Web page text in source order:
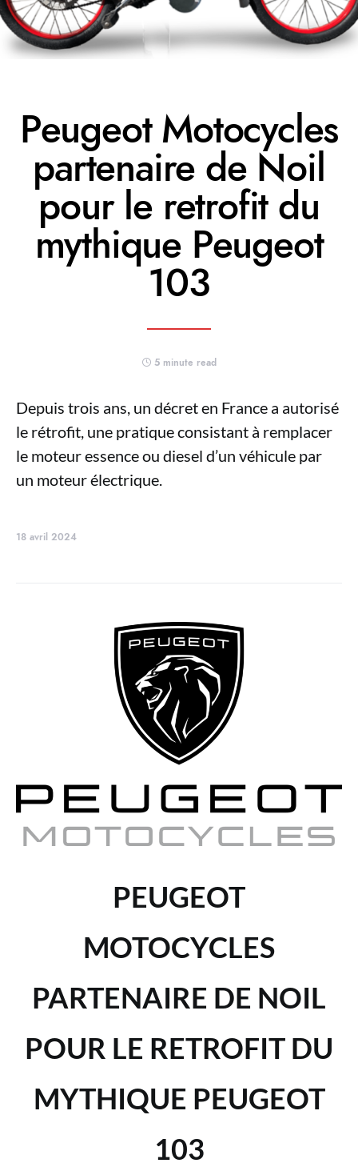
Peugeot Motocycles
partenaire de Noil
pour le retrofit du
mythique Peugeot
103
5 minute read
Depuis trois ans, un décret en France a autorisé
le rétrofit, une pratique consistant à remplacer
le moteur essence ou diesel d’un véhicule par
un moteur électrique.
18 avril 2024
PEUGEOT
MOTOCYCLES
PARTENAIRE DE NOIL
POUR LE RETROFIT DU
MYTHIQUE PEUGEOT
103